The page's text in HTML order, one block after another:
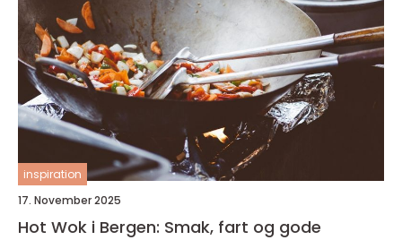
inspiration
17. November 2025
Hot Wok i Bergen: Smak, fart og gode